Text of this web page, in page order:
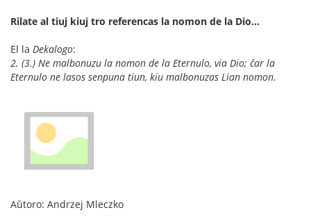
Rilate al tiuj kiuj tro referencas la nomon de la Dio…
El la Dekalogo:
2. (3.) Ne malbonuzu la nomon de la Eternulo, via Dio; ĉar la
Eternulo ne lasos senpuna tiun, kiu malbonuzas Lian nomon.
Aŭtoro: Andrzej Mleczko